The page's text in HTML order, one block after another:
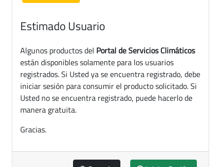
Estimado Usuario
Algunos productos del Portal de Servicios Climáticos
están disponibles solamente para los usuarios
registrados. Si Usted ya se encuentra registrado, debe
iniciar sesión para consumir el producto solicitado. Si
Usted no se encuentra registrado, puede hacerlo de
manera gratuita.
Gracias.